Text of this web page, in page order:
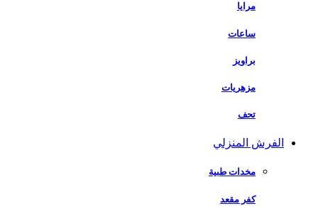
مرايا
ساعات
براويز
مزهريات
تحف
الفرش المنزلي
مخدات طبية
كفر مقعد